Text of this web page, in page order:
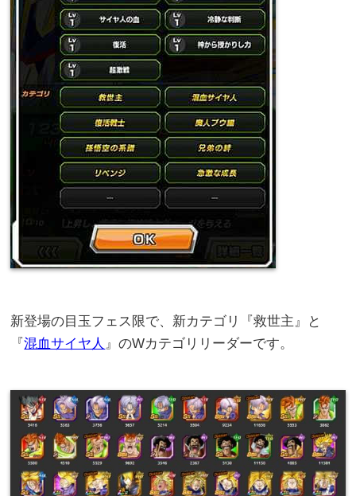
新登場の目玉フェス限で、新カテゴリ『救世主』と
『混血サイヤ人 』のWカテゴリリーダーです。